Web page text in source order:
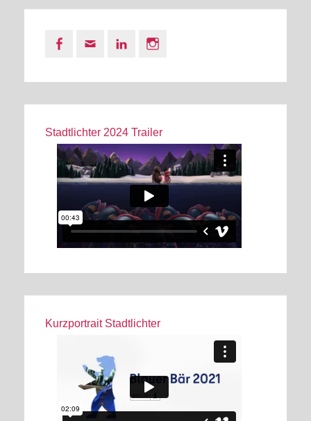
Facebook
Email LinkedIn
Stadtlichter 2024 Trailer
Kurzportrait Stadtlichter